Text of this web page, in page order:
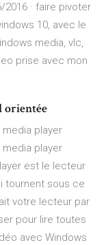
· faire pivoter
10, avec le
media, vlc,
prise avec mon
orientée
player
player
est le lecteur
tournent sous ce
votre lecteur par
pour lire toutes
avec Windows